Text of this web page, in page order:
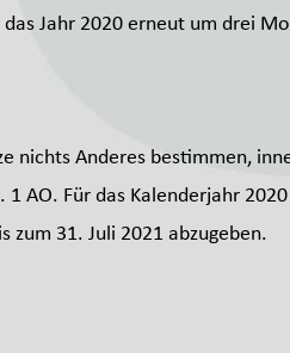
Jahr 2020 erneut um drei
nichts Anderes bestimmen,
1 AO. Für das Kalenderjahr
zum 31. Juli 2021 abzugeben.